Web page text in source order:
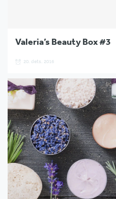
Valeria’s Beauty Box #3
20. dets. 2016